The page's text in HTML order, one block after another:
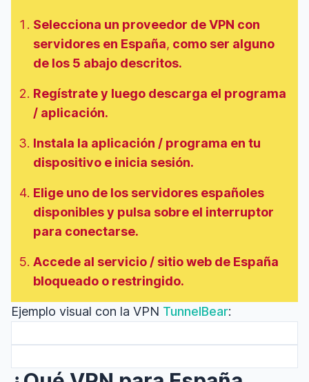
Selecciona un proveedor de VPN con
servidores en España, como ser alguno
de los 5 abajo descritos.
Regístrate y luego descarga el programa
/ aplicación.
Instala la aplicación / programa en tu
dispositivo e inicia sesión.
Elige uno de los servidores españoles
disponiblesy pulsa sobre el interruptor
para conectarse.
Accede al servicio / sitio web de España
bloqueado o restringido.
Ejemplo visual con la VPN TunnelBear: